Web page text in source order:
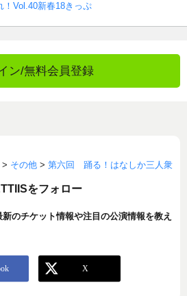
！Vol.40新春18きっぷ
ン/無料会員登録
> その他 > 第六回 踊る！はなしか三人衆
をフォロー
新のチケット情報や注目の公演情報を教え